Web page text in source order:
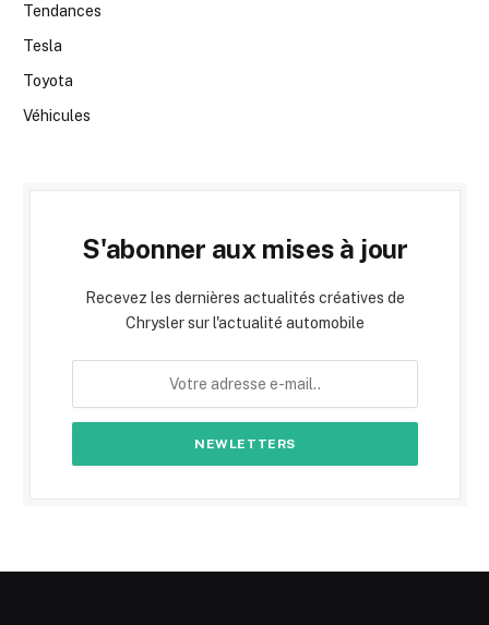
Tendances
Tesla
Toyota
Véhicules
S'abonner aux mises à jour
Recevez les dernières actualités créatives de
Chrysler sur l'actualité automobile